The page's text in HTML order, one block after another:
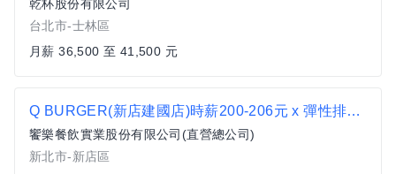
乾杯股份有限公司
台北市-士林區
月薪 36,500 至 41,500 元
Q BURGER(新店建國店)時薪200-206元 x 彈性排班 x 雙週發薪快又讚
饗樂餐飲實業股份有限公司(直營總公司)
新北市-新店區